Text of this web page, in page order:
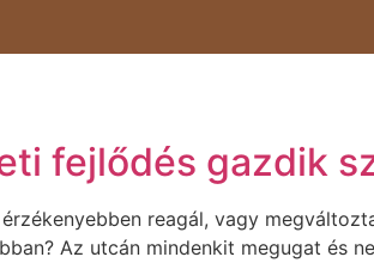
fejlődés gazdik
reagál, vagy
Az utcán mindenkit megugat és